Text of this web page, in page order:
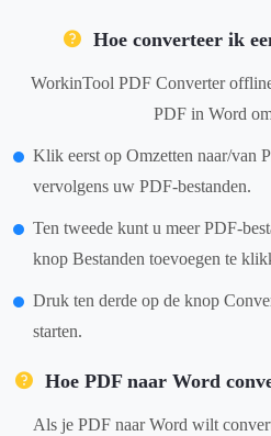
Hoe converteer ik
WorkinTool PDF Converter
PDF in Word
Klik eerst op Omzetten naar/van
vervolgens uw PDF-bestanden.
Ten tweede kunt u meer PDF-
knop Bestanden toevoegen te
Druk ten derde op de knop
starten.
Hoe PDF naar Word
Als je PDF naar Word wilt